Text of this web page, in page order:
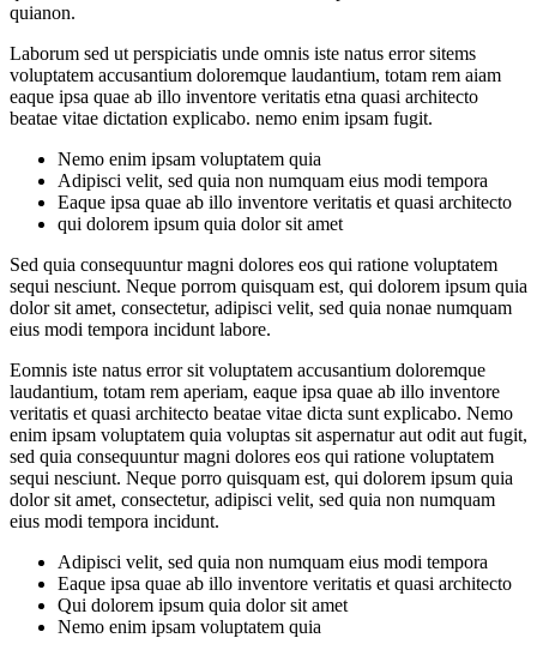
quianon.
Laborum sed ut perspiciatis unde omnis iste natus error sitems
voluptatem accusantium doloremque laudantium, totam rem aiam
eaque ipsa quae ab illo inventore veritatis etna quasi architecto
beatae vitae dictation explicabo. nemo enim ipsam fugit.
Nemo enim ipsam voluptatem quia
Adipisci velit, sed quia non numquam eius modi tempora
Eaque ipsa quae ab illo inventore veritatis et quasi architecto
qui dolorem ipsum quia dolor sit amet
Sed quia consequuntur magni dolores eos qui ratione voluptatem
sequi nesciunt. Neque porrom quisquam est, qui dolorem ipsum quia
dolor sit amet, consectetur, adipisci velit, sed quia nonae numquam
eius modi tempora incidunt labore.
Eomnis iste natus error sit voluptatem accusantium doloremque
laudantium, totam rem aperiam, eaque ipsa quae ab illo inventore
veritatis et quasi architecto beatae vitae dicta sunt explicabo. Nemo
enim ipsam voluptatem quia voluptas sit aspernatur aut odit aut fugit,
sed quia consequuntur magni dolores eos qui ratione voluptatem
sequi nesciunt. Neque porro quisquam est, qui dolorem ipsum quia
dolor sit amet, consectetur, adipisci velit, sed quia non numquam
eius modi tempora incidunt.
Adipisci velit, sed quia non numquam eius modi tempora
Eaque ipsa quae ab illo inventore veritatis et quasi architecto
Qui dolorem ipsum quia dolor sit amet
Nemo enim ipsam voluptatem quia